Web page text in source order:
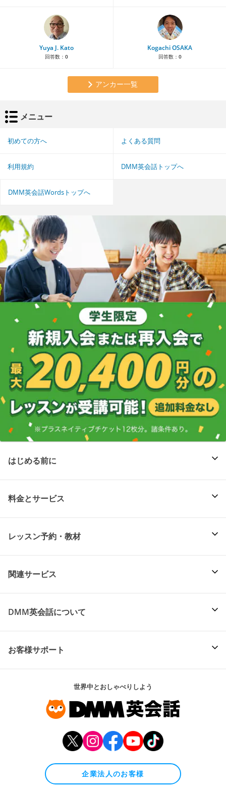
Yuya J. Kato
回答数： 0
Kogachi OSAKA
回答数： 0
アンカー一覧
メニュー
初めての方へ よくある質問
利用規約 DMM英会話トップへ
DMM英会話Wordsトップへ
はじめる前に
料金とサービス
レッスン予約・教材
関連サービス
DMM英会話について
お客様サポート
世界中とおしゃべりしよう
企業法人のお客様